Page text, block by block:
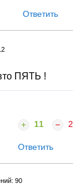
Ответить
ПЯТЬ !
11 2
Ответить
90